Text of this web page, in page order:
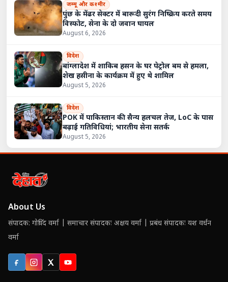
जम्मू और कश्मीर
पुंछ के मेंढर सेक्टर में बारूदी सुरंग निष्क्रिय करते समय
विस्फोट, सेना के दो जवान घायल
August 6, 2026
विदेश
बांग्लादेश में शाकिब हसन के घर पेट्रोल बम से हमला,
शेख हसीना के कार्यक्रम में हुए थे शामिल
August 5, 2026
विदेश
POK में पाकिस्तान की सैन्य हलचल तेज, LoC के पास
बढ़ाई गतिविधियां; भारतीय सेना सतर्क
August 5, 2026
About Us
संपादक: गोविंद वर्मा | समाचार संपादकः अक्षय वर्मा | प्रबंध संपादकः यश वर्धन
वर्मा
FacebookInstagram
X (Twitter)
YouTube